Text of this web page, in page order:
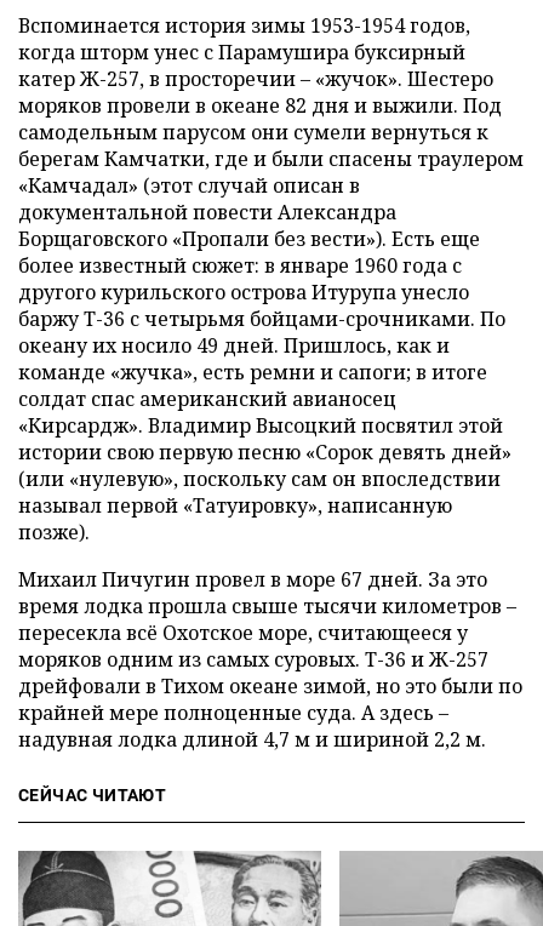
Вспоминается история зимы 1953-1954 годов,
когда шторм унес с Парамушира буксирный
катер Ж-257, в просторечии – «жучок». Шестеро
моряков провели в океане 82 дня и выжили. Под
самодельным парусом они сумели вернуться к
берегам Камчатки, где и были спасены траулером
«Камчадал» (этот случай описан в
документальной повести Александра
Борщаговского «Пропали без вести»). Есть еще
более известный сюжет: в январе 1960 года с
другого курильского острова Итурупа унесло
баржу Т-36 с четырьмя бойцами-срочниками. По
океану их носило 49 дней. Пришлось, как и
команде «жучка», есть ремни и сапоги; в итоге
солдат спас американский авианосец
«Кирсардж». Владимир Высоцкий посвятил этой
истории свою первую песню «Сорок девять дней»
(или «нулевую», поскольку сам он впоследствии
называл первой «Татуировку», написанную
позже).
Михаил Пичугин провел в море 67 дней. За это
время лодка прошла свыше тысячи километров –
пересекла всё Охотское море, считающееся у
моряков одним из самых суровых. Т-36 и Ж-257
дрейфовали в Тихом океане зимой, но это были по
крайней мере полноценные суда. А здесь –
надувная лодка длиной 4,7 м и шириной 2,2 м.
СЕЙЧАС ЧИТАЮТ